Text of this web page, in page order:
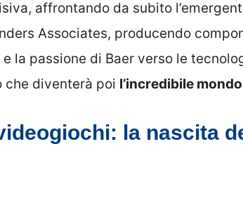
affrontando da subito
Associates, producendo
e la passione di Baer verso le
che diventerà poi l’incredibile
la nascita